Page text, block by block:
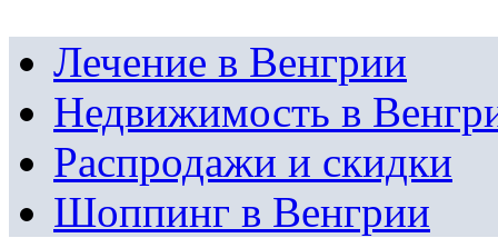
Лечение в Венгрии
Недвижимость в
Распродажи и скидки
Шоппинг в Венгрии